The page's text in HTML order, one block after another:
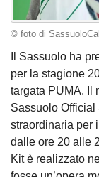
© foto di
Il Sassuolo ha
per la stagione
targata PUMA. Il
Sassuolo Official
straordinaria per
dalle ore 20 alle
Kit è realizzato